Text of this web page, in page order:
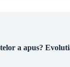
a apus?